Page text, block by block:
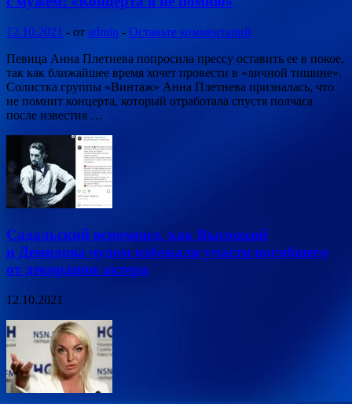
12.10.2021 - от admin - Оставьте комментарий
Певица Анна Плетнева попросила прессу оставить ее в покое,
так как ближайшее время хочет провести в «личной тишине».
Солистка группы «Винтаж» Анна Плетнева призналась, что
не помнит концерта, который отработала спустя полчаса
после известия …
Садальский вспомнил, как Высоцкий
и Демидова чудом избежали участи погибшего
от декорации актера
12.10.2021